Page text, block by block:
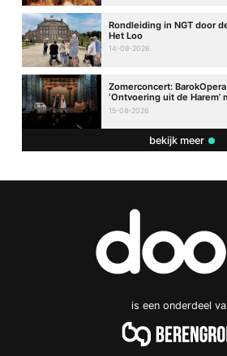
Rondleiding in NGT door
Het Loo
14-08-2026
Zomerconcert:
‘Ontvoering uit de Harem’
15-08-2026
bekijk meer
is een onderdeel